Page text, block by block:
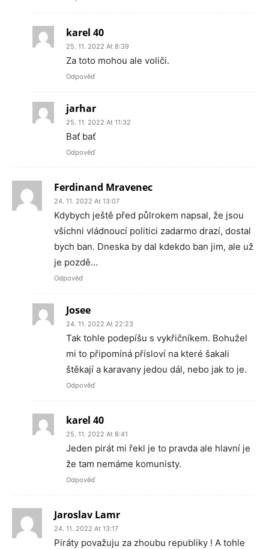
karel 40
25. 11. 2022 At 8:39
Za toto mohou ale voliči.
Odpověď
jarhar
25. 11. 2022 At 11:32
Bať bať
Odpověď
Ferdinand Mravenec
24. 11. 2022 At 13:07
Kdybych ještě před půlrokem napsal, že jsou
všichni vládnoucí politici zadarmo drazí, dostal
bych ban. Dneska by dal kdekdo ban jim, ale už
je pozdě…
Odpověď
Josee
24. 11. 2022 At 22:23
Tak tohle podepíšu s vykřičníkem. Bohužel
mi to připomíná přísloví na které šakali
štěkají a karavany jedou dál, nebo jak to je.
Odpověď
karel 40
25. 11. 2022 At 8:41
Jeden pirát mi řekl je to pravda ale hlavní je
že tam nemáme komunisty.
Odpověď
Jaroslav Lamr
24. 11. 2022 At 13:17
Piráty považuju za zhoubu republiky ! A tohle